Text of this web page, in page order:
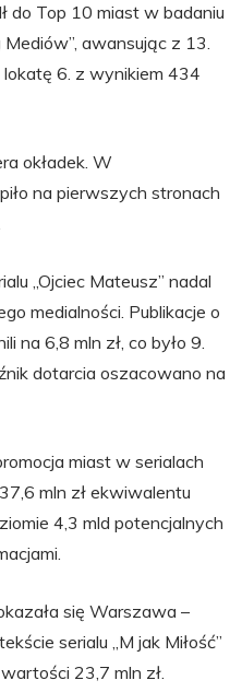
do Top 10 miast w badaniu
awansując z 13.
6. z wynikiem 434
okładek. W
na pierwszych stronach
„Ojciec Mateusz” nadal
medialności. Publikacje o
na 6,8 mln zł, co było 9.
dotarcia oszacowano na
miast w serialach
mln zł ekwiwalentu
4,3 mld potencjalnych
się Warszawa –
serialu „M jak Miłość”
23,7 mln zł.